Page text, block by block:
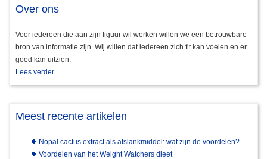
Over ons
Voor iedereen die aan zijn figuur wil werken willen we een betrouwbare
bron van informatie zijn. Wij willen dat iedereen zich fit kan voelen en er
goed kan uitzien.
Lees verder…
Meest recente artikelen
Nopal cactus extract als afslankmiddel: wat zijn de voordelen?
Voordelen van het Weight Watchers dieet